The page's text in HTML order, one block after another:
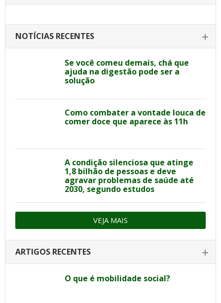
NOTÍCIAS RECENTES
Se você comeu demais, chá que
ajuda na digestão pode ser a
solução
Como combater a vontade louca de
comer doce que aparece às 11h
A condição silenciosa que atinge
1,8 bilhão de pessoas e deve
agravar problemas de saúde até
2030, segundo estudos
VEJA MAIS
ARTIGOS RECENTES
O que é mobilidade social?